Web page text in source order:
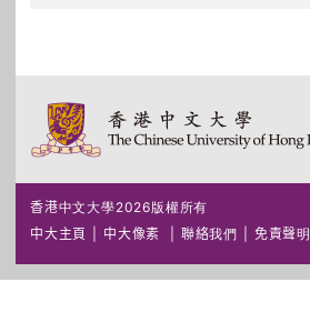
香港中文大學2026版權所有
中大主頁
中大像素 聯絡我們 免責聲明